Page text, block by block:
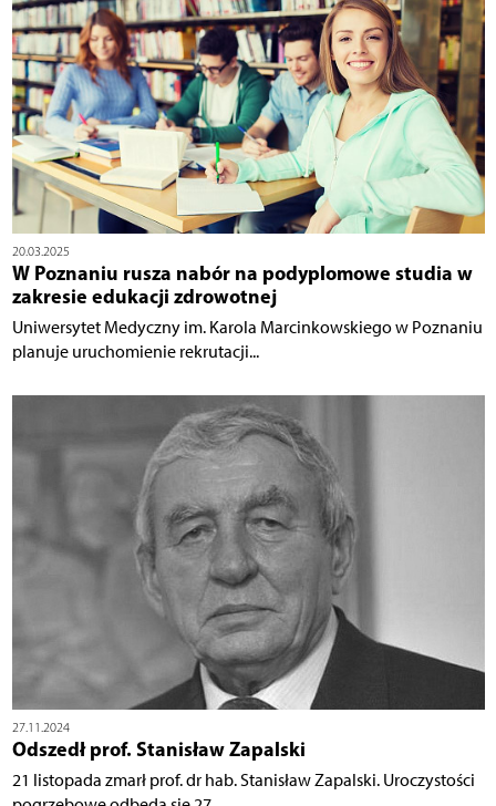
20.03.2025
W Poznaniu rusza nabór na podyplomowe studia w
zakresie edukacji zdrowotnej
Uniwersytet Medyczny im. Karola Marcinkowskiego w Poznaniu
planuje uruchomienie rekrutacji...
27.11.2024
Odszedł prof. Stanisław Zapalski
21 listopada zmarł prof. dr hab. Stanisław Zapalski. Uroczystości